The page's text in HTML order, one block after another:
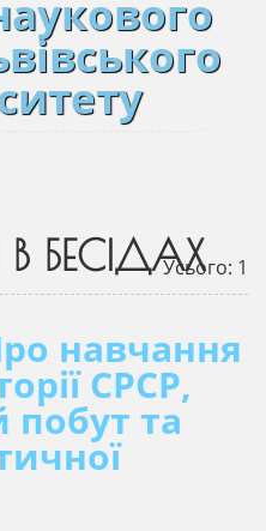
БЕСІДАХУсього: 1
навчання
СРСР,
побут та